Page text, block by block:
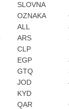
SLOVNA
OZNAKA
ALL
ARS
CLP
EGP
GTQ
JOD
KYD
QAR